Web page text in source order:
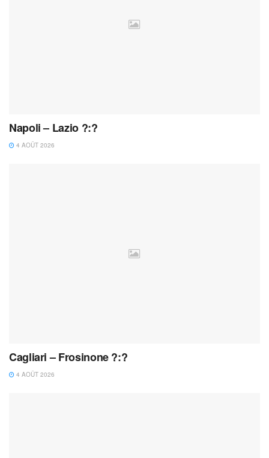
Napoli – Lazio ?:?
4 AOÛT 2026
Cagliari – Frosinone ?:?
4 AOÛT 2026